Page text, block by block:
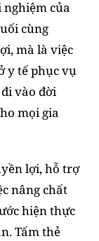
của
cùng
mà là việc
y tế phục vụ
vào đời
mọi gia
lợi, hỗ trợ
nâng chất
hiện thực
Tấm thẻ